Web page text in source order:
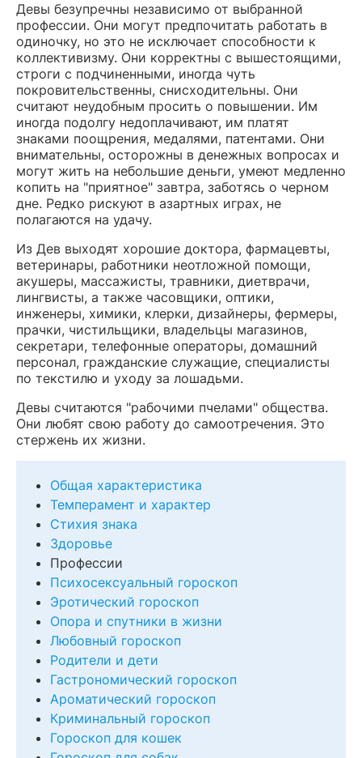
Девы безупречны независимо от выбранной
профессии. Они могут предпочитать работать в
одиночку, но это не исключает способности к
коллективизму. Они корректны с вышестоящими,
строги с подчиненными, иногда чуть
покровительственны, снисходительны. Они
считают неудобным просить о повышении. Им
иногда подолгу недоплачивают, им платят
знаками поощрения, медалями, патентами. Они
внимательны, осторожны в денежных вопросах и
могут жить на небольшие деньги, умеют медленно
копить на "приятное" завтра, заботясь о черном
дне. Редко рискуют в азартных играх, не
полагаются на удачу.
Из Дев выходят хорошие доктора, фармацевты,
ветеринары, работники неотложной помощи,
акушеры, массажисты, травники, диетврачи,
лингвисты, а также часовщики, оптики,
инженеры, химики, клерки, дизайнеры, фермеры,
прачки, чистильщики, владельцы магазинов,
секретари, телефонные операторы, домашний
персонал, гражданские служащие, специалисты
по текстилю и уходу за лошадьми.
Девы считаются "рабочими пчелами" общества.
Они любят свою работу до самоотречения. Это
стержень их жизни.
Общая характеристика
Темперамент и характер
Стихия знака
Здоровье
Профессии
Психосексуальный гороскоп
Эротический гороскоп
Опора и спутники в жизни
Любовный гороскоп
Родители и дети
Гастрономический гороскоп
Ароматический гороскоп
Криминальный гороскоп
Гороскоп для кошек